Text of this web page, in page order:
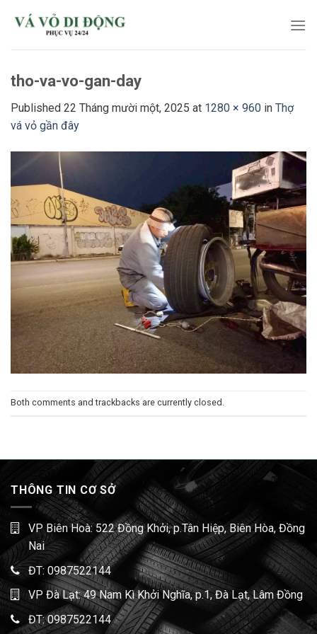
tho-va-vo-gan-day
Published 22 Tháng mười một, 2025 at 1280 × 960 in Thợ
vá vỏ gần đây
Both comments and trackbacks are currently closed.
THÔNG TIN CƠ SỞ
VP Biên Hoà: 522 Đồng Khởi, p.Tân Hiệp, Biên Hòa, Đồng
Nai
ĐT: 0987522144
VP Đà Lạt: 49 Nam Kì Khởi Nghĩa, p.1, Đà Lạt, Lâm Đồng
ĐT:0987522144